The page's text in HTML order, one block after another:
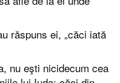
răspuns ei, „căci iată
nu eşti nicidecum cea